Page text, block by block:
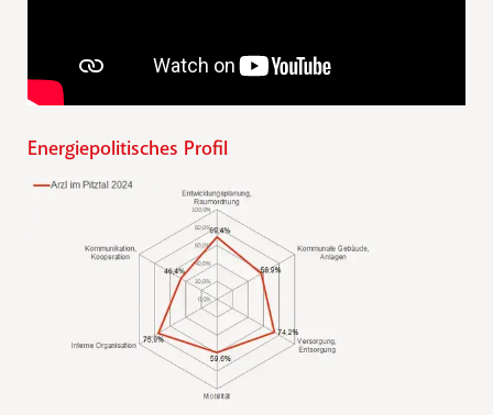
Energiepolitisches Profil